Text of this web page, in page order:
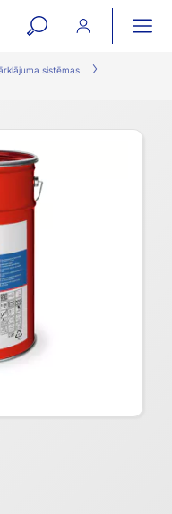
open
search
sistēmas